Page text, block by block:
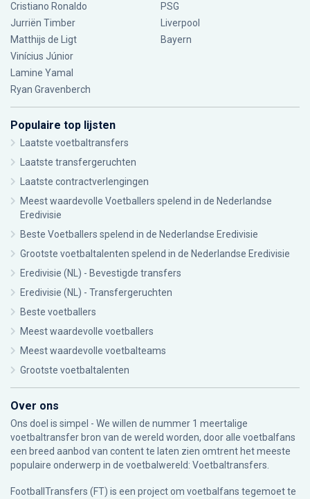
Cristiano Ronaldo
Jurriën Timber
Matthijs de Ligt
Vinícius Júnior
Lamine Yamal
Ryan Gravenberch
PSG
Liverpool
Bayern
Populaire top lijsten
Laatste voetbaltransfers
Laatste transfergeruchten
Laatste contractverlengingen
Meest waardevolle Voetballers spelend in de Nederlandse
Eredivisie
Beste Voetballers spelend in de Nederlandse Eredivisie
Grootste voetbaltalenten spelend in de Nederlandse Eredivisie
Eredivisie (NL) - Bevestigde transfers
Eredivisie (NL) - Transfergeruchten
Beste voetballers
Meest waardevolle voetballers
Meest waardevolle voetbalteams
Grootste voetbaltalenten
Over ons
Ons doel is simpel - We willen de nummer 1 meertalige
voetbaltransfer bron van de wereld worden, door alle voetbalfans
een breed aanbod van content te laten zien omtrent het meeste
populaire onderwerp in de voetbalwereld: Voetbaltransfers.
FootballTransfers (FT) is een project om voetbalfans tegemoet te